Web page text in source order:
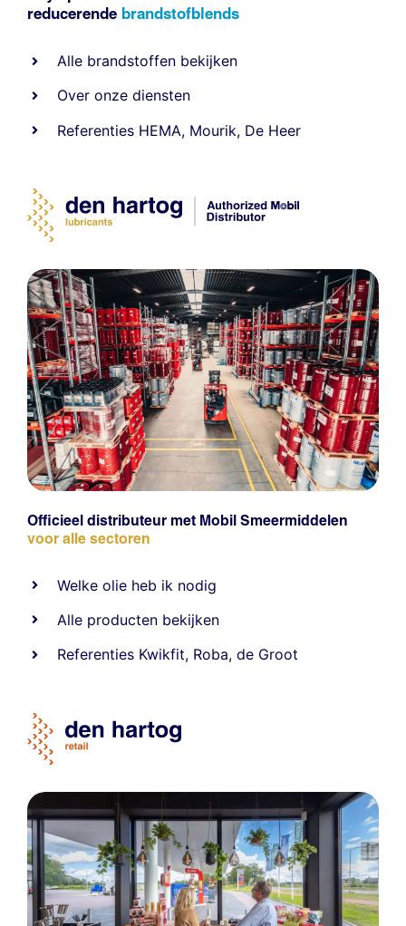
reducerende brandstofblends
Alle brandstoffen bekijken
Over onze diensten
Referenties HEMA, Mourik, De Heer
Officieel distributeur met Mobil Smeermiddelen
voor alle sectoren
Welke olie heb ik nodig
Alle producten bekijken
Referenties Kwikfit, Roba,de Groot